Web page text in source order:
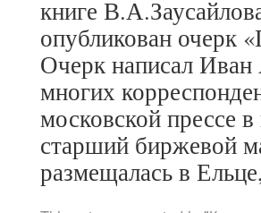
книге
опубликован очерк
Очерк написал
многих
московской прессе
старший биржевой
размещалась в